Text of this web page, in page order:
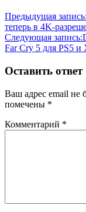
Предыдущая запись:
теперь в 4K-
Следующая запись:
Far Cry 5 для PS5 и
Оставить ответ
Ваш адрес email не
помечены *
Комментарий *